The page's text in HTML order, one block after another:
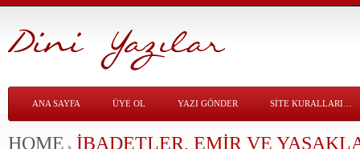
ANA SAYFA ÜYE OL YAZI GÖNDER SITE KURALLARI…
HOME
İBADETLER, EMIR VE